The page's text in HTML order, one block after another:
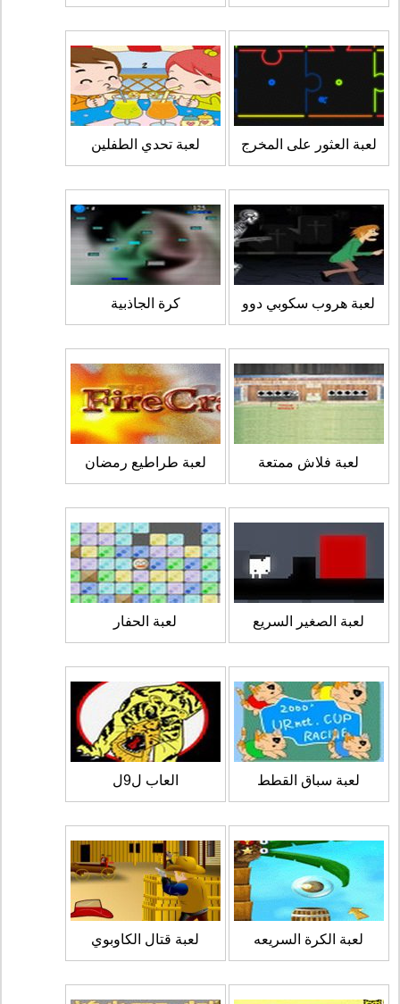
لعبة العثور على المخرج لعبة تحدي الطفلين
لعبة هروب سكوبي دوو كرة الجاذبية
لعبة فلاش ممتعة لعبة طراطيع رمضان
لعبة الصغير السريع لعبة الحفار
لعبة سباق القطط العاب ل9ل
لعبة الكرة السريعه لعبة قتال الكاوبوي